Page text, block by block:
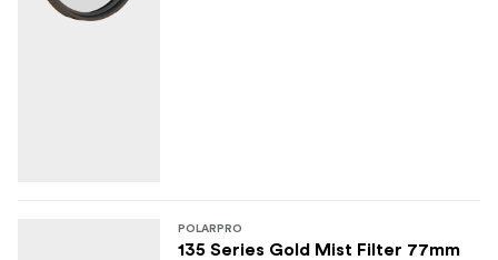
1x Retro Film Canister (carcasă protectoare)
POLARPRO
135 Series Gold Mist Filter 77mm